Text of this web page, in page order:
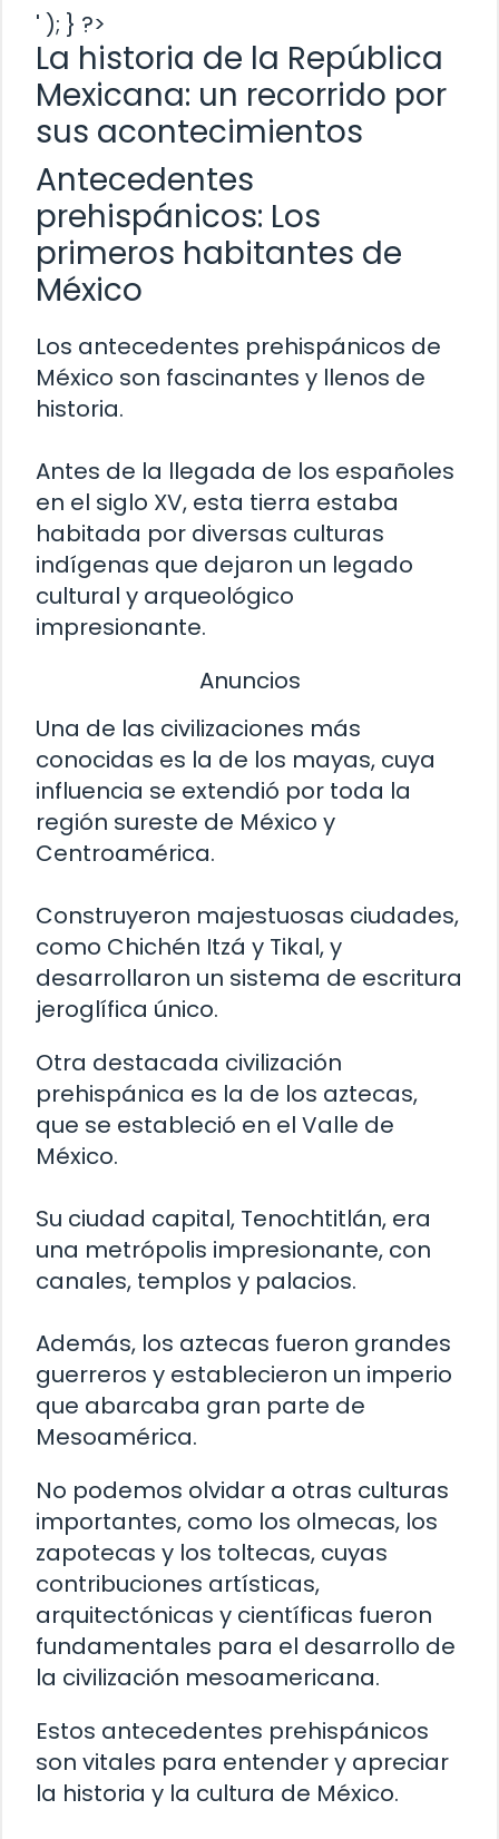
' ); } ?>
La historia de la República
Mexicana: un recorrido por
sus acontecimientos
Antecedentes
prehispánicos: Los
primeros habitantes de
México
Los antecedentes prehispánicos de
México son fascinantes y llenos de
historia.
Antes de la llegada de los españoles
en el siglo XV, esta tierra estaba
habitada por diversas culturas
indígenas que dejaron un legado
cultural y arqueológico
impresionante.
Anuncios
Una de las civilizaciones más
conocidas es la de los mayas, cuya
influencia se extendió por toda la
región sureste de México y
Centroamérica.
Construyeron majestuosas ciudades,
como Chichén Itzá y Tikal, y
desarrollaron un sistema de escritura
jeroglífica único.
Otra destacada civilización
prehispánica es la de los aztecas,
que se estableció en el Valle de
México.
Su ciudad capital, Tenochtitlán, era
una metrópolis impresionante, con
canales, templos y palacios.
Además, los aztecas fueron grandes
guerreros y establecieron un imperio
que abarcaba gran parte de
Mesoamérica.
No podemos olvidar a otras culturas
importantes, como los olmecas, los
zapotecas y los toltecas, cuyas
contribuciones artísticas,
arquitectónicas y científicas fueron
fundamentales para el desarrollo de
la civilización mesoamericana.
Estos antecedentes prehispánicos
son vitales para entender y apreciar
la historia y la cultura de México.